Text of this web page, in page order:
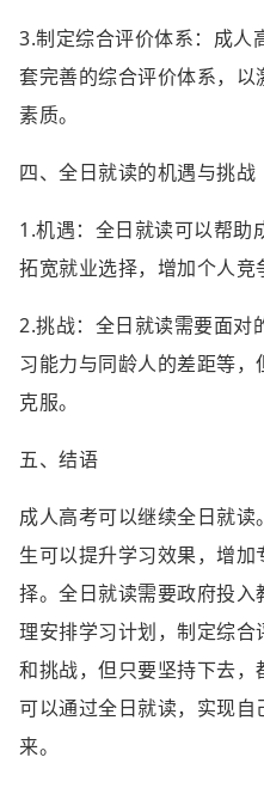
3.制定综合评价体系：成人
套完善的综合评价体系，
素质。
四、全日就读的机遇与挑战
1.机遇：全日就读可以帮助
拓宽就业选择，增加个人竞
2.挑战：全日就读需要面对
习能力与同龄人的差距等
克服。
五、结语
成人高考可以继续全日就
生可以提升学习效果，增
择。全日就读需要政府投
理安排学习计划，制定综
和挑战，但只要坚持下去
可以通过全日就读，实现
来。